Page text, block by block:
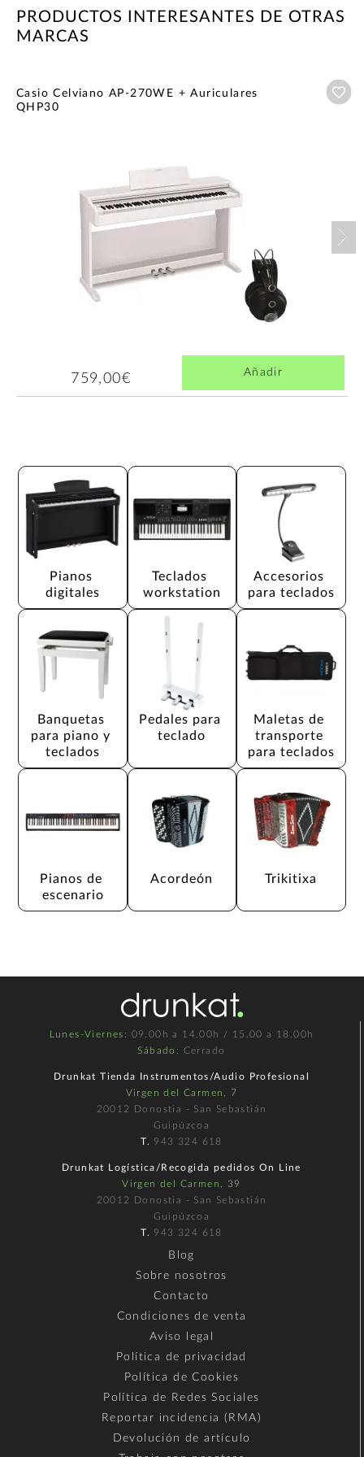
PRODUCTOS INTERESANTES DE OTRAS
MARCAS
Casio Celviano AP-270WE + Auriculares
QHP30
759,00€ Añadir
Pianos
digitales
Teclados
workstation
Accesorios
para teclados
Banquetas
para piano y
teclados
Pedales para
teclado
Maletas de
transporte
para teclados
Pianos de
escenario
Acordeón Trikitixa
Lunes-Viernes : 09.00h a 14.00h / 15.00 a 18.00h
Sábado : Cerrado
Drunkat Tienda Instrumentos/Audio Profesional
Virgen del Carmen, 7
20012 Donostia - San Sebastián
Guipúzcoa
T. 943 324 618
Drunkat Logística/Recogida pedidos On Line
Virgen del Carmen, 39
20012 Donostia - San Sebastián
Guipúzcoa
T. 943 324 618
Blog
Sobre nosotros
Contacto
Condiciones de venta
Aviso legal
Política de privacidad
Política de Cookies
Política de Redes Sociales
Reportar incidencia (RMA)
Devolución de artículo